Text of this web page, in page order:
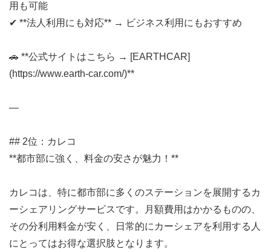
用も可能
✔ **法人利用にも対応** → ビジネス利用にもおすすめ
🚗 **公式サイトはこちら → [EARTHCAR]
(https://www.earth-car.com/)**
—
## 2位：カレコ
**都市部に強く、料金の安さが魅力！**
カレコは、特に都市部に多くのステーションを展開するカ
ーシェアリングサービスです。月額費用はかかるものの、
その分利用料金が安く、日常的にカーシェアを利用する人
にとってはお得な選択肢となります。